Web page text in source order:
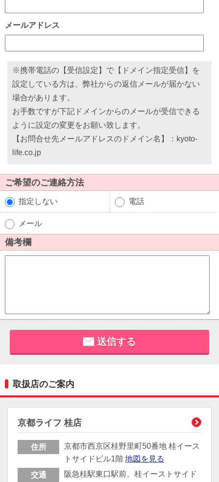
取扱店のご案内
京都ライフ 桂店
住所
京都市西京区桂野里町50番地 桂イース
トサイドビル1階地図を見る
交通
阪急桂駅東口駅前。桂イーストサイド